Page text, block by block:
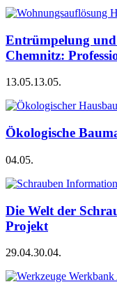
Entrümpelung
Chemnitz:
13.05.13.05.
Ökologische
04.05.
Die Welt der
Projekt
29.04.30.04.